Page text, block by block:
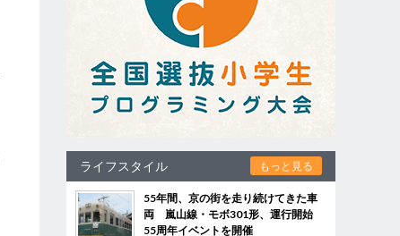
ライフスタイル もっと見る
55年間、京の街を走り続けてきた車
両 嵐山線・モボ301形、運行開始
55周年イベントを開催